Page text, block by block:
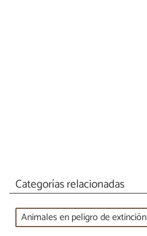
Categorías relacionadas
Animales en peligro de extinción